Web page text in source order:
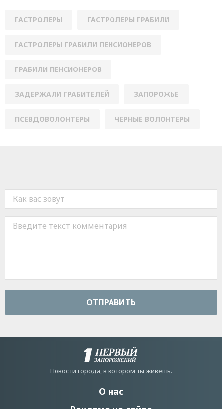
ГАСТРОЛЕРЫ ГАСТРОЛЕРЫ ГРАБИЛИ
ГАСТРОЛЕРЫ ГРАБИЛИ ПЕНСИОНЕРОВ
ГРАБИЛИ ПЕНСИОНЕРОВ
ЗАДЕРЖАЛИ ГРАБИТЕЛЕЙ ЗАПОРОЖЬЕ
ПСЕВДОВОЛОНТЕРЫ ЧЕРНЫЕ ВОЛОНТЕРЫ
ОТПРАВИТЬ
Новости города, в котором ты живешь.
О нас